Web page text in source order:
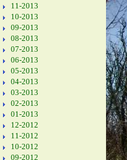
11-2013
10-2013
09-2013
08-2013
07-2013
06-2013
05-2013
04-2013
03-2013
02-2013
01-2013
12-2012
11-2012
10-2012
09-2012